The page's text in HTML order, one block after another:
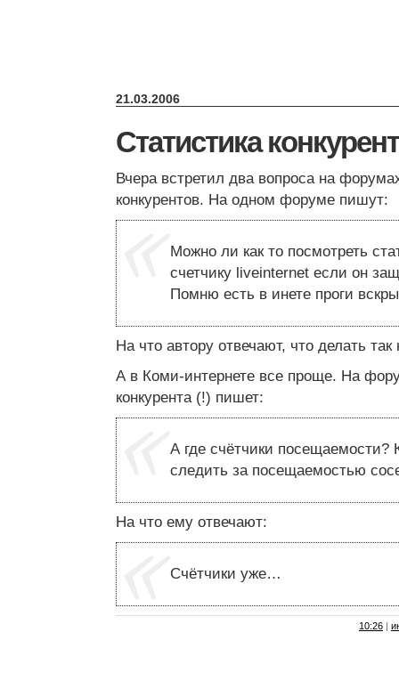
21.03.2006
Статистика
Вчера встретил два вопроса на
конкурентов. На одном форуме пишут:
Можно ли как то посмотреть
счетчику liveinternet если он
Помню есть в инете проги
На что автору отвечают, что делать так
А в Коми-интернете все проще. На
конкурента (!) пишет:
А где счётчики посещаемости?
следить за посещаемостью
На что ему отвечают:
Счётчики уже…
10:26 |